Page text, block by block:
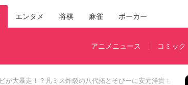
エンタメ 将棋 麻雀 ポーカー
アニメニュース コミック
が大暴走！？凡ミス炸裂の八代拓とそびーに安元洋貴も呆れ顔